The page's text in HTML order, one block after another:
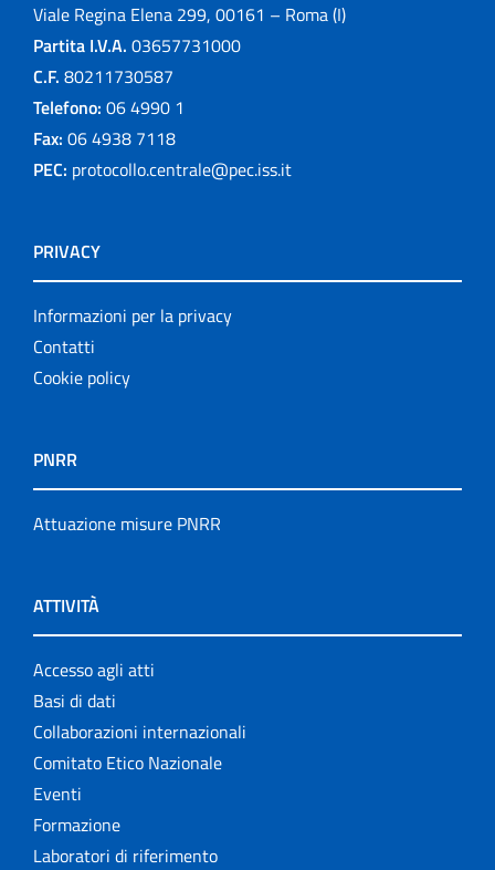
Viale Regina Elena 299, 00161 – Roma (I)
Partita I.V.A. 03657731000
C.F. 80211730587
Telefono: 06 4990 1
Fax: 06 4938 7118
PEC: protocollo.centrale@pec.iss.it
PRIVACY
Informazioni per la privacy
Contatti
Cookie policy
PNRR
Attuazione misure PNRR
ATTIVITÀ
Accesso agli atti
Basi di dati
Collaborazioni internazionali
Comitato Etico Nazionale
Eventi
Formazione
Laboratori di riferimento